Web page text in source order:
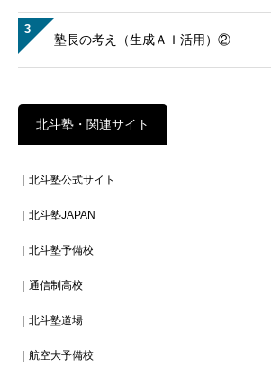
3
塾長の考え（生成ＡＩ活用）②
北斗塾・関連サイト
｜北斗塾公式サイト
｜北斗塾JAPAN
｜北斗塾予備校
｜通信制高校
｜北斗塾道場
｜航空大予備校